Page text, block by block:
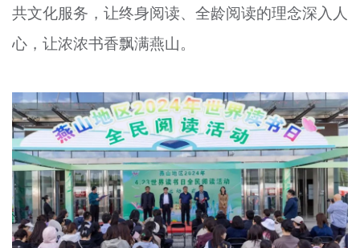
共文化服务，让终身阅读、全龄阅读的理念深入人
心，让浓浓书香飘满燕山。